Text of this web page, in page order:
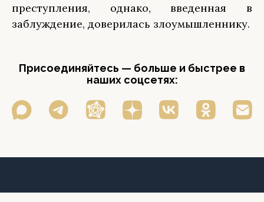
преступления, однако, введенная в
заблуждение, доверилась злоумышленнику.
Присоединяйтесь — больше и быстрее в
наших соцсетях: